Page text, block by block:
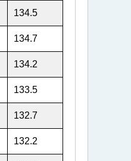
134.5
134.7
134.2
133.5
132.7
132.2